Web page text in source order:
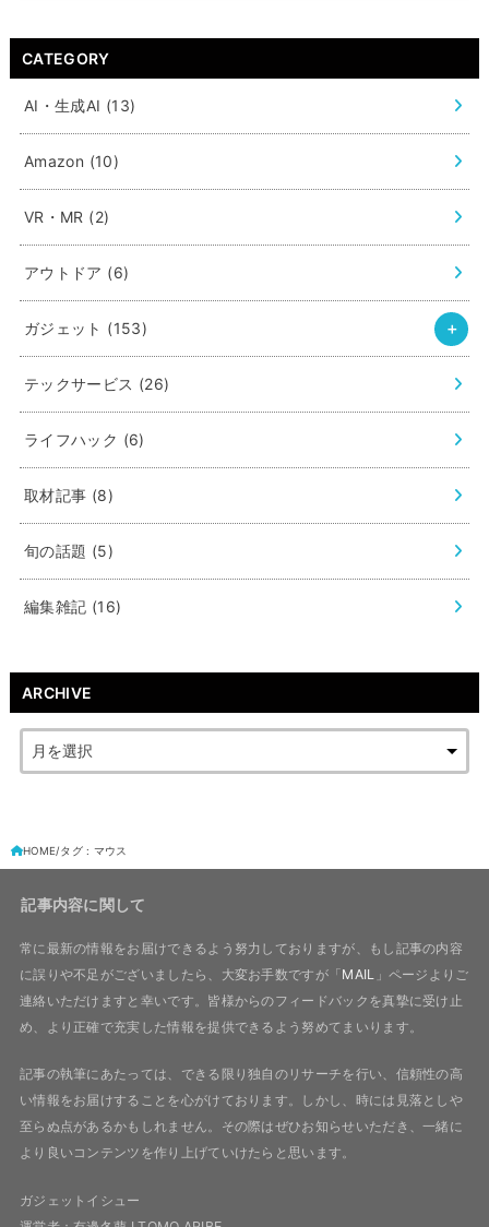
CATEGORY
AI・生成AI (13)
Amazon (10)
VR・MR (2)
アウトドア (6)
ガジェット (153)
テックサービス (26)
ライフハック (6)
取材記事 (8)
旬の話題 (5)
編集雑記 (16)
ARCHIVE
HOME タグ : マウス
記事内容に関して
常に最新の情報をお届けできるよう努力しておりますが、もし記事の内容
に誤りや不足がございましたら、大変お手数ですが「MAIL 」ページよりご
連絡いただけますと幸いです。皆様からのフィードバックを真摯に受け止
め、より正確で充実した情報を提供できるよう努めてまいります。
記事の執筆にあたっては、できる限り独自のリサーチを行い、信頼性の高
い情報をお届けすることを心がけております。しかし、時には見落としや
至らぬ点があるかもしれません。その際はぜひお知らせいただき、一緒に
より良いコンテンツを作り上げていけたらと思います。
ガジェットイシュー